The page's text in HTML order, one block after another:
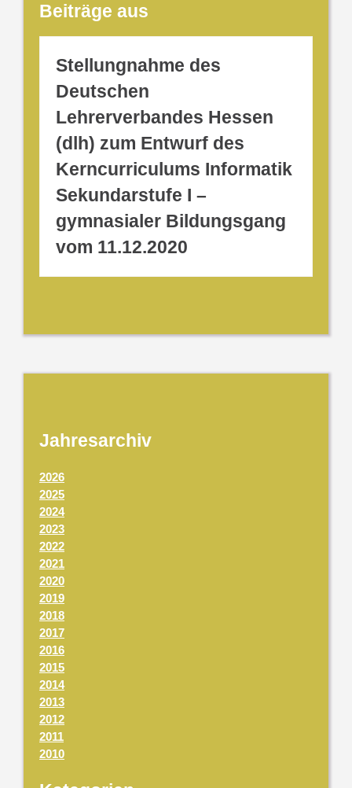
Beiträge aus
Stellungnahme des
Deutschen
Lehrerverbandes Hessen
(dlh) zum Entwurf des
Kerncurriculums Informatik
Sekundarstufe I –
gymnasialer Bildungsgang
vom 11.12.2020
Jahresarchiv
2026
2025
2024
2023
2022
2021
2020
2019
2018
2017
2016
2015
2014
2013
2012
2011
2010